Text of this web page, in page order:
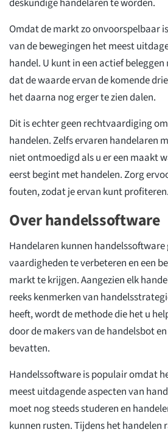
deskundige handelaren te worden.
Omdat de markt zo onvoorspelbaar
van de bewegingen het meest
handel. U kunt in een actief
dat de waarde ervan de komende
het daarna nog erger te zien dalen.
Dit is echter geen rechtvaardiging
handelen. Zelfs ervaren handelaren
niet ontmoedigd als u er een maakt
eerst begint met handelen. Zorg
fouten, zodat je ervan kunt profiteren.
Over handelssoftware
Handelaren kunnen
vaardigheden te verbeteren en een
markt te krijgen. Aangezien elk
reeks kenmerken van
heeft, wordt de methode die het u
door de makers van de handelsbot
bevatten.
Handelssoftware is populair omdat
meest uitdagende aspecten van
moet nog steeds studeren en
kunnen rusten. Tijdens het handelen